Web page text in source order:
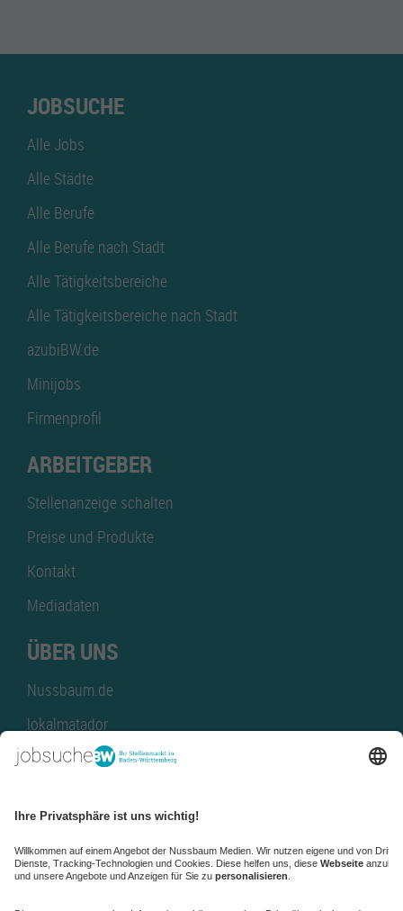
JOBSUCHE
Alle Jobs
Alle Städte
Alle Berufe
Alle Berufe nach Stadt
Alle Tätigkeitsbereiche
Alle Tätigkeitsbereiche nach Stadt
azubiBW.de
Minijobs
Firmenprofil
ARBEITGEBER
Stellenanzeige schalten
Preise und Produkte
Kontakt
Mediadaten
ÜBER UNS
Nussbaum.de
lokalmatador
kaufinBW
NussbaumID
Nussbaum Medien